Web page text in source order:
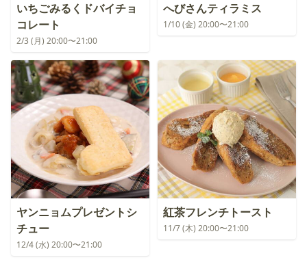
いちごみるくドバイチョ
コレート
2/3 (月) 20:00〜21:00
へびさんティラミス
1/10 (金) 20:00〜21:00
ヤンニョムプレゼントシ
チュー
12/4 (水) 20:00〜21:00
紅茶フレンチトースト
11/7 (木) 20:00〜21:00